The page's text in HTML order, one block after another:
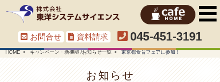
お問合せ 資料請求 045-451-3191
HOME キャンペーン・新機能 /お知らせ一覧 東京都食育フェアに参加！
お知らせ